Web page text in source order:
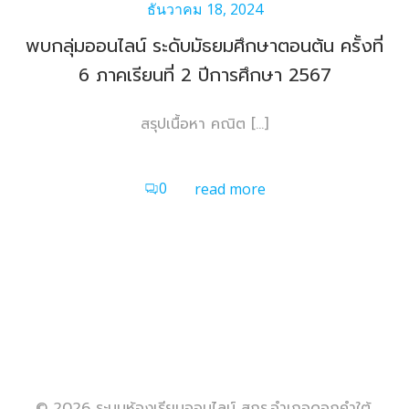
ธันวาคม 18, 2024
พบกลุ่มออนไลน์ ระดับมัธยมศึกษาตอนต้น ครั้งที่
6 ภาคเรียนที่ 2 ปีการศึกษา 2567
สรุปเนื้อหา คณิต […]
0 read more